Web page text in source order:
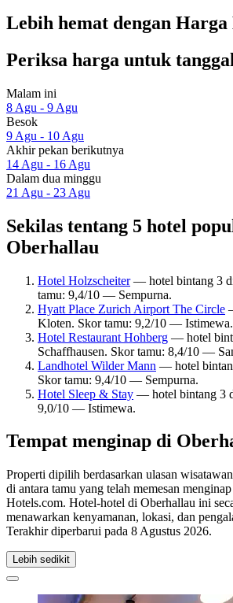
Lebih hemat dengan
Periksa harga untuk
Malam ini
8 Agu - 9 Agu
Besok
9 Agu - 10 Agu
Akhir pekan berikutnya
14 Agu - 16 Agu
Dalam dua minggu
21 Agu - 23 Agu
Sekilas tentang 5 hotel
Oberhallau
Hotel Holzscheiter— hotel bintang 3
tamu: 9,4/10 — Sempurna.
Hyatt Place Zurich Airport The Circle
Kloten. Skor tamu: 9,2/10 — Istimewa.
Hotel Restaurant Hohberg — hotel
Schaffhausen. Skor tamu: 8,4/10 —
Landhotel Wilder Mann — hotel
Skor tamu: 9,4/10 — Sempurna.
Hotel Sleep & Stay — hotel bintang 3
9,0/10 — Istimewa.
Tempat menginap di
Properti dipilih berdasarkan ulasan
di antara tamu yang telah memesan
Hotels.com. Hotel-hotel di Oberhallau ini
menawarkan kenyamanan, lokasi, dan
Terakhir diperbarui pada 8 Agustus 2026.
Lebih sedikit